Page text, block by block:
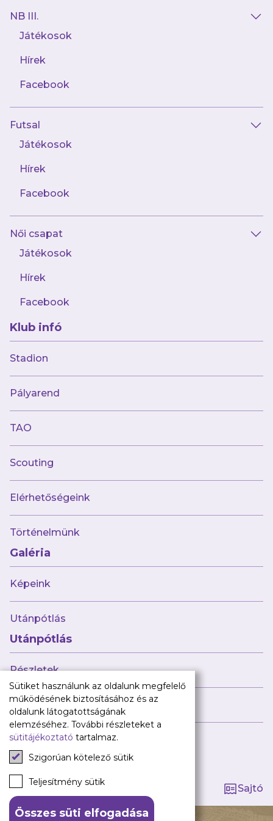
NB III.
Játékosok
Hírek
Facebook
Futsal
Játékosok
Hírek
Facebook
Női csapat
Játékosok
Hírek
Facebook
Klub infó
Stadion
Pályarend
TAO
Scouting
Elérhetőségeink
Történelmünk
Galéria
Képeink
Utánpótlás
Utánpótlás
Részletek
Híreink
Tagság kezelése
Sajtó
Múltunk
Jelenünk
Meccseink
Híreink
Csapataink
Galéria
Utánpótlás
Babaváró
ajándékcsomag
Újpest FC
TAO
Klub infó
Sajtó
Press Kit
Újpest FC Shop
Digitális felületeink
Facebook
Instagram
Tiktok
Youtube
Spotify
Sütiket használunk az oldalunk megfelelő
működésének biztosításához és az
oldalunk látogatottságának
elemzéséhez. További részleteket a
sütitájékoztató tartalmaz.
Szigorúan kötelező sütik
Teljesítmény sütik
Összes süti elfogadása